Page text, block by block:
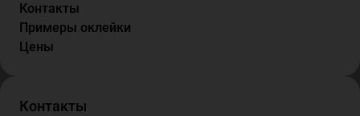
Контакты
Примеры оклейки
Цены
Контакты